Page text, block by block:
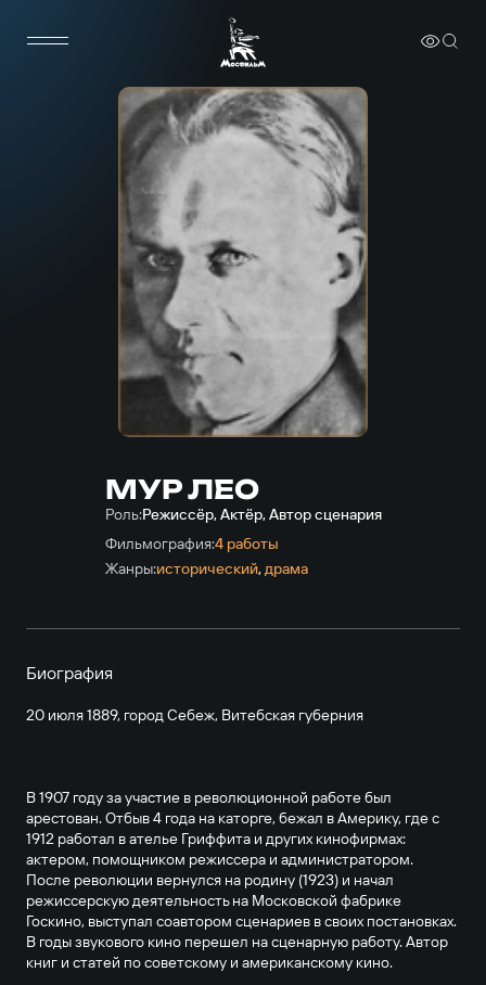
МУР ЛЕО
Роль:Режиссёр, Актёр, Автор сценария
Фильмография:4 работы
Жанры:исторический,драма
Биография
20 июля 1889, город Себеж, Витебская губерния
В 1907 году за участие в революционной работе был
арестован. Отбыв 4 года на каторге, бежал в Америку, где с
1912 работал в ателье Гриффита и других кинофирмах:
актером, помощником режиссера и администратором.
После революции вернулся на родину (1923) и начал
режиссерскую деятельность на Московской фабрике
Госкино, выступал соавтором сценариев в своих постановках.
В годы звукового кино перешел на сценарную работу. Автор
книг и статей по советскому и американскому кино.